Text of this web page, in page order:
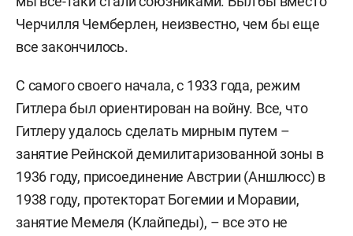
Черчилля Чемберлен, неизвестно, чем бы еще
все закончилось.
С самого своего начала, с 1933 года, режим
Гитлера был ориентирован на войну. Все, что
Гитлеру удалось сделать мирным путем –
занятие Рейнской демилитаризованной зоны в
1936 году, присоединение Австрии (Аншлюсс) в
1938 году, протекторат Богемии и Моравии,
занятие Мемеля (Клайпеды), – все это не